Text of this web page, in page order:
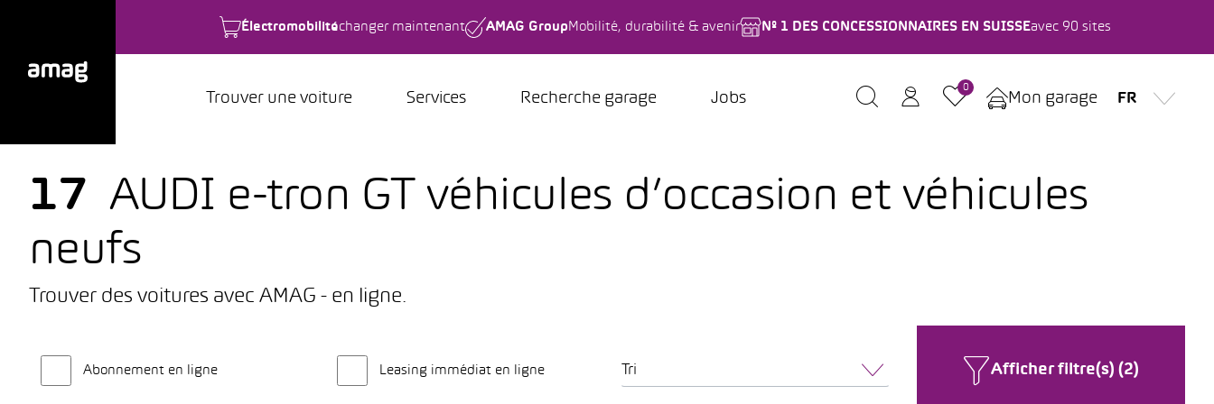
Électromobilitéchanger maintenant AMAG Group Mobilité, durabilité & avenir Nº 1 DES CONCESSIONNAIRES EN SUISSEavec 90 sites
Trouver une voiture Services Recherche garage Jobs
0
Mon garage FR
17 AUDI e-tron GT véhicules d’occasion et véhicules
neufs
Trouver des voitures avec AMAG - en ligne.
Abonnement en ligne Leasing immédiat en ligne Tri Afficher filtre(s) (2)